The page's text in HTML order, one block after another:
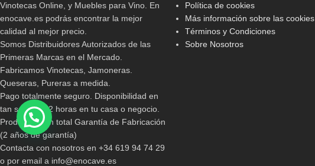
Vinotecas Online, y Muebles para Vino. En
enocave.es podrás encontrar la mejor
calidad al mejor precio.
Somos Distribuidores Autorizados de las
Primeras Marcas en el Mercado.
Fabricamos Vinotecas, Jamoneras.
Queseras, Pureras a medida.
Pago totalmente seguro. Disponibilidad en
tan solo 24/72 horas en tu casa o negocio.
Productos con total Garantía de Fabricación
(2 años de garantía)
Contacta con nosotros en +34 619 94 74 29
o por email a info@enocave.es
Política de cookies
Más información sobre las cookies
Términos y Condiciones
Sobre Nosotros